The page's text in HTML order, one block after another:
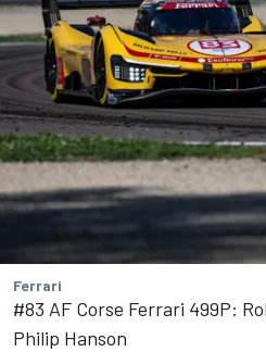
Ferrari
#83 AF Corse Ferrari 499P:
Philip Hanson